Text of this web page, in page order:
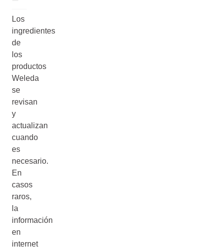
Los
ingredientes
de
los
productos
Weleda
se
revisan
y
actualizan
cuando
es
necesario.
En
casos
raros,
la
información
en
internet